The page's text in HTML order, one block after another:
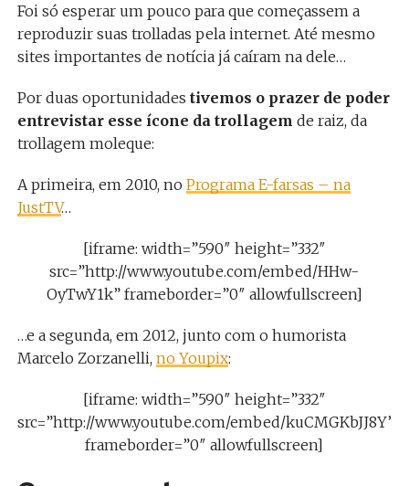
Foi só esperar um pouco para que começassem a
reproduzir suas trolladas pela internet. Até mesmo
sites importantes de notícia já caíram na dele…
Por duas oportunidades tivemos o prazer de poder
entrevistar esse ícone da trollagem de raiz, da
trollagem moleque:
A primeira, em 2010, no Programa E-farsas – na
JustTV…
[iframe: width=”590″ height=”332″
src=”http://www.youtube.com/embed/HHw-
OyTwY1k” frameborder=”0″ allowfullscreen]
…e a segunda, em 2012, junto com o humorista
Marcelo Zorzanelli, no Youpix:
[iframe: width=”590″ height=”332″
src=”http://www.youtube.com/embed/kuCMGKbJJ8Y”
frameborder=”0″ allowfullscreen]